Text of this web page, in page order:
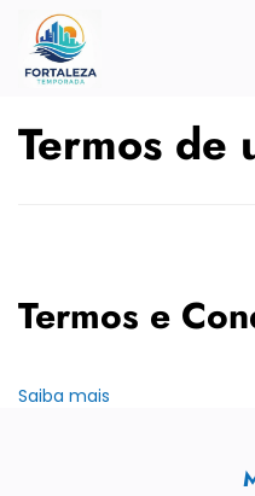
Termos de
Termos e
Saiba mais